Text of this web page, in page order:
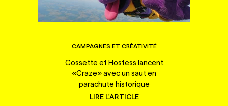
CAMPAGNES ET CRÉATIVITÉ
Cossette et Hostess lancent
«Craze» avec un saut en
parachute historique
LIRE L'ARTICLE